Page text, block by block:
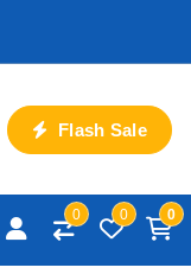
Flash Sale
0 0 0